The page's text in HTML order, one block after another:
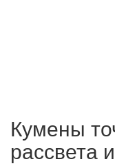
Кумены
рассвета